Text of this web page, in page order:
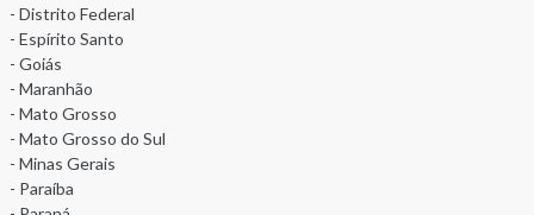
- Distrito Federal
- Espírito Santo
- Goiás
- Maranhão
- Mato Grosso
- Mato Grosso do Sul
- Minas Gerais
- Paraíba